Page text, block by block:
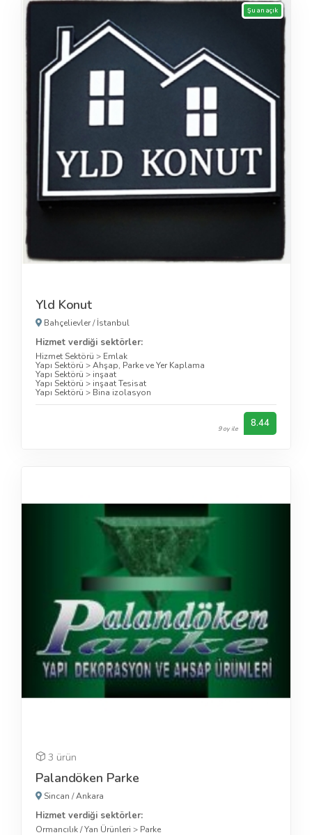
Şu an açık
Yld Konut
Bahçelievler/İstanbul
Hizmet verdiği sektörler:
Hizmet Sektörü > Emlak
Yapı Sektörü >Ahşap, Parke ve Yer Kaplama
Yapı Sektörü > inşaat
Yapı Sektörü > inşaat Tesisat
Yapı Sektörü > Bina izolasyon
9 oy ile 8.44
3 ürün
Palandöken Parke
Sincan /Ankara
Hizmet verdiği sektörler:
Ormancılık / Yan Ürünleri > Parke